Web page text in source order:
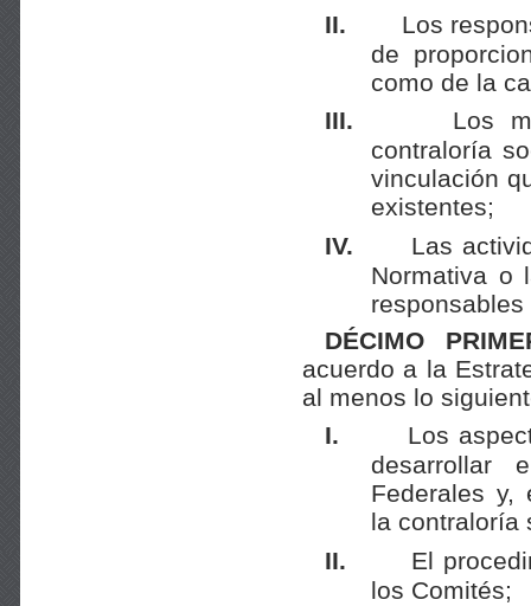
II.
Los
de
como de la
III.
Los
contraloría
vinculación
existentes;
IV.
Las
Normativa o
DÉCIMO
acuerdo a la
al menos lo
I.
Los
desarrollar
Federales y,
la contraloría
II.
El
los Comités;